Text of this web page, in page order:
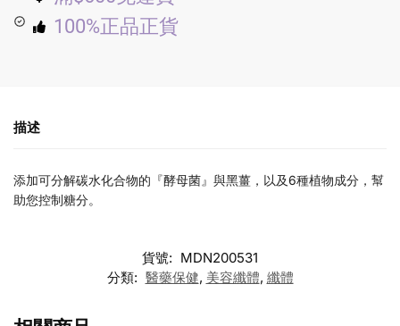
100%正品正貨
描述
添加可分解碳水化合物的『酵母菌』與黑薑，以及6種植物成分，幫
助您控制糖分。
貨號: MDN200531
分類: 醫藥保健, 美容纖體, 纖體